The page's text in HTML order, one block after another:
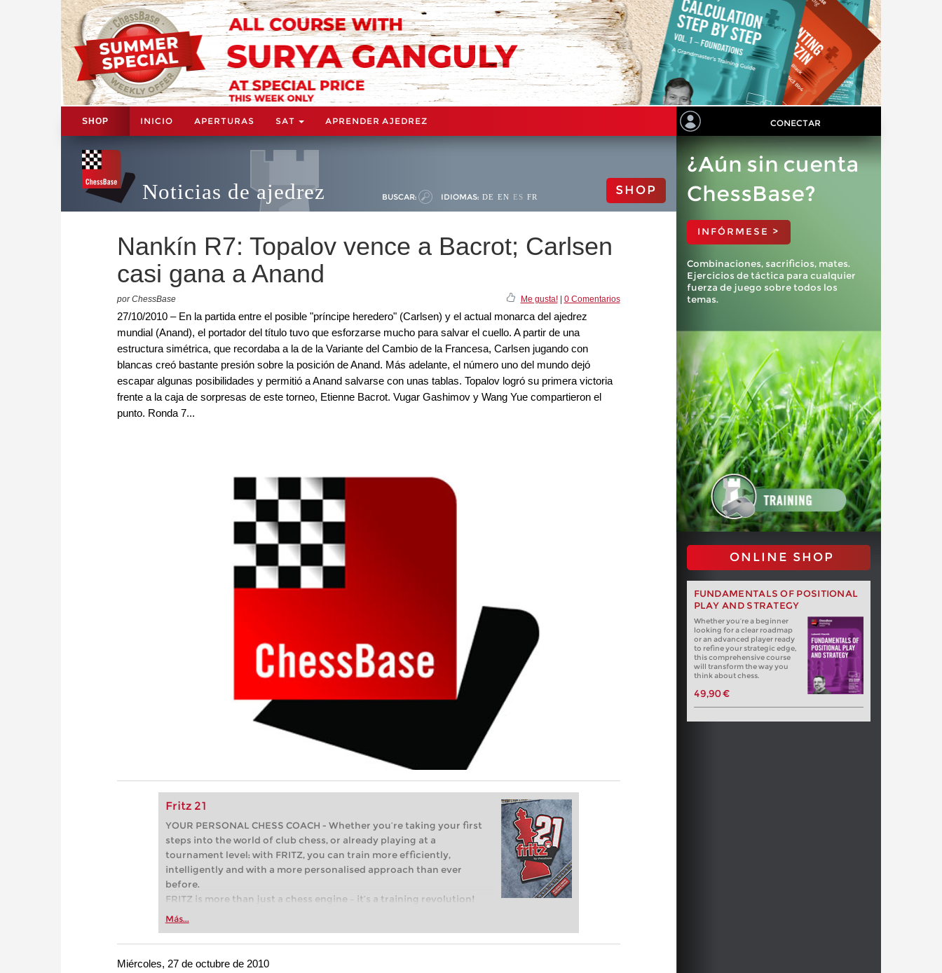
SHOP INICIO APERTURAS SAT APRENDER AJEDREZ CONECTAR
Noticias de ajedrez BUSCAR: IDIOMAS: DE EN ES FR SHOP
Nankín R7: Topalov vence a Bacrot; Carlsen
casi gana a Anand
por ChessBase Me gusta!| 0 Comentarios
27/10/2010 – En la partida entre el posible "príncipe heredero" (Carlsen) y el actual monarca del ajedrez
mundial (Anand), el portador del título tuvo que esforzarse mucho para salvar el cuello. A partir de una
estructura simétrica, que recordaba a la de la Variante del Cambio de la Francesa, Carlsen jugando con
blancas creó bastante presión sobre la posición de Anand. Más adelante, el número uno del mundo dejó
escapar algunas posibilidades y permitió a Anand salvarse con unas tablas. Topalov logró su primera victoria
frente a la caja de sorpresas de este torneo, Etienne Bacrot. Vugar Gashimov y Wang Yue compartieron el
punto. Ronda 7...
Fritz 21
YOUR PERSONAL CHESS COACH - Whether you’re taking your first
steps into the world of club chess, or already playing at a
tournament level: with FRITZ, you can train more efficiently,
intelligently and with a more personalised approach than ever
before.
FRITZ is more than just a chess engine – it’s a training revolution!
Whether you’re taking your first steps into the world of club chess,
more efficiently, intelligently and with a more personalised
approach than ever before.
Más...
¿Aún sin cuenta
ChessBase?
INFÓRMESE >
Combinaciones, sacrificios, mates.
Ejercicios de táctica para cualquier
fuerza de juego sobre todos los
temas.
ONLINE SHOP
FUNDAMENTALS OF POSITIONAL
PLAY AND STRATEGY
Whether you‘re a beginner
looking for a clear roadmap
or an advanced player ready
to refine your strategic edge,
this comprehensive course
will transform the way you
think about chess.
49,90 €
Miércoles, 27 de octubre de 2010